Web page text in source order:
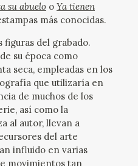
su abuelo o Ya tienen
más conocidas.
figuras del grabado.
su época como
seca, empleadas en los
que utilizaría en
de muchos de los
así como la
al autor, llevan a
del arte
influido en varias
movimientos tan